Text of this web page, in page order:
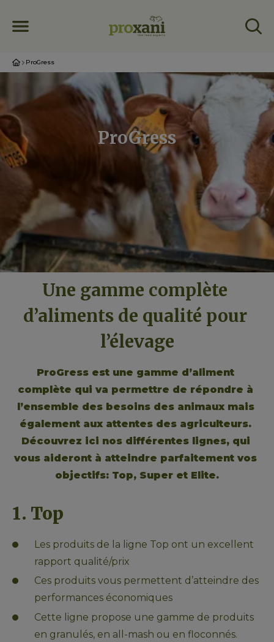
ProGress
ProGress
Une gamme complète
d’aliments de qualité pour
l’élevage
ProGress est une gamme d’aliment
complète qui va permettre de répondre à
l’ensemble des besoins des animaux mais
également aux attentes des agriculteurs.
Découvrez ici nos différentes lignes, qui
vous aideront à atteindre parfaitement vos
objectifs: Top, Super et Elite.
1. Top
Les produits de la ligne Top ont un excellent
rapport qualité/prix
Ces produits vous permettent d’atteindre des
performances économiques
Cette ligne propose une gamme de produits
en granulés, en all-mash ou en floconnés.